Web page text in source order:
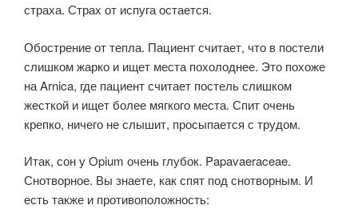
страха. Страх от испуга остается.
Обострение от тепла. Пациент считает, что в постели
слишком жарко и ищет места похолоднее. Это похоже
на Arnica, где пациент считает постель слишком
жесткой и ищет более мягкого места. Спит очень
крепко, ничего не слышит, просыпается с трудом.
Итак, сон у Opium очень глубок. Papavaeraceae.
Снотворное. Вы знаете, как спят под снотворным. И
есть также и противоположность: